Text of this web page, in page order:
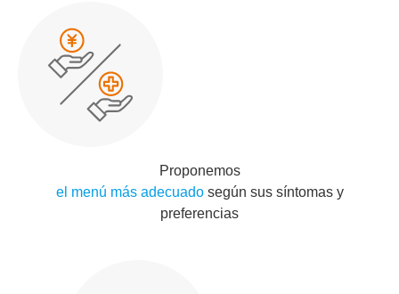
Proponemos
el menú más adecuadosegún sus síntomas y
preferencias